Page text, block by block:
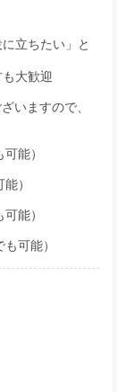
立ちたい」と
大歓迎
いますので、
能）
）
能）
可能）